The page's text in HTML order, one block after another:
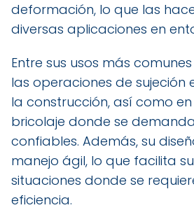
deformación, lo que las
diversas aplicaciones en
Entre sus usos más
las operaciones de sujeción
la construcción, así como
bricolaje donde se
confiables. Además, su
manejo ágil, lo que facilita
situaciones donde se
eficiencia.